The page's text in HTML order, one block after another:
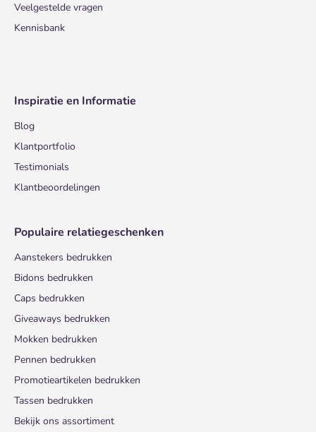
Veelgestelde vragen
Kennisbank
Inspiratie en Informatie
Blog
Klantportfolio
Testimonials
Klantbeoordelingen
Populaire relatiegeschenken
Aanstekers bedrukken
Bidons bedrukken
Caps bedrukken
Giveaways bedrukken
Mokken bedrukken
Pennen bedrukken
Promotieartikelen bedrukken
Tassen bedrukken
Bekijk ons assortiment